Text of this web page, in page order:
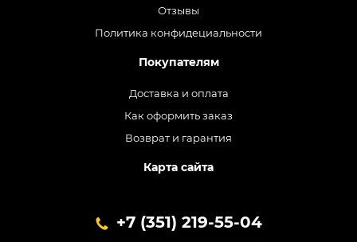
Отзывы
Политика конфидециальности
Покупателям
Доставка и оплата
Как оформить заказ
Возврат и гарантия
Карта сайта
+7 (351) 219-55-04